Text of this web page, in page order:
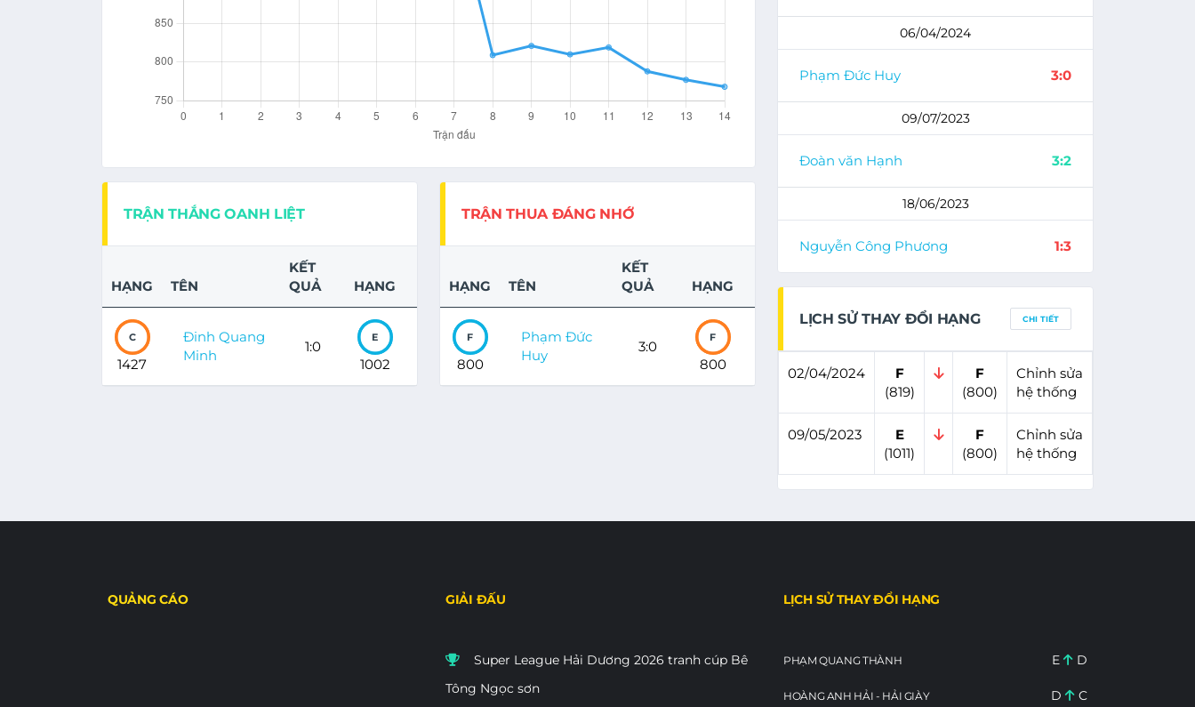
TRẬN THẮNG OANH LIỆT
HẠNG TÊN
KẾT
QUẢ
HẠNG
C
1427
Đinh Quang
Minh
1:0
E
1002
TRẬN THUA ĐÁNG NHỚ
HẠNG TÊN
KẾT
QUẢ
HẠNG
F
800
Phạm Đức
Huy
3:0
F
800
06/04/2024
Phạm Đức Huy 3:0
09/07/2023
Đoàn văn Hạnh 3:2
18/06/2023
Nguyễn Công Phương 1:3
LỊCH SỬ THAY ĐỔI HẠNG CHI TIẾT
02/04/2024
F
(819)
F
(800)
Chỉnh sửa
hệ thống
09/05/2023
E
(1011)
F
(800)
Chỉnh sửa
hệ thống
QUẢNG CÁO GIẢI ĐẤU
Super League Hải Dương 2026 tranh cúp Bê
Tông Ngọc sơn
LỊCH SỬ THAY ĐỔI HẠNG
PHẠM QUANG THÀNH E D
HOÀNG ANH HẢI - HẢI GIÀY D C